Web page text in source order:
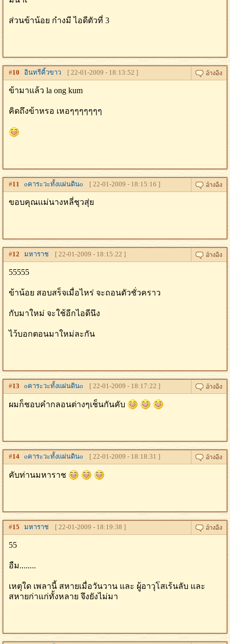
ส่วนข้าน้อย กำงมี ไอดีตัวที่ 3
#10 อินทรีคิ้วขาว [ 22-01-2009 - 18:13:52 ]
ข้ามาแล้ว la ong kum
คิดถึงข้าหรอ เหอๆๆๆๆๆๆๆ
#11 oคาระวะทั้งเเผ่นดินo [ 22-01-2009 - 18:15:16 ]
ขอบคุณเเม่นางหลี่ชุวสุ่ย
#12 มหาราช [ 22-01-2009 - 18:15:22 ]
55555
ข้าน้อย สอบสร็จเมื่อไหร่ จะถอนตัวชั่วคราว
กับมาใหม่ จะใช้อีกไอดีนึง
ไว้บอกตอนมาใหม่ละกัน
#13 oคาระวะทั้งเเผ่นดินo [ 22-01-2009 - 18:17:22 ]
ผมก็ชอบคำกลอนต่างๆเช็นกันคับ
#14 oคาระวะทั้งเเผ่นดินo [ 22-01-2009 - 18:18:31 ]
คับท่านมหาราช
#15 มหาราช [ 22-01-2009 - 18:19:38 ]
55
อืม........
เหตุใด เพลานี้ สหายเมื่อวันวาน และ ผู้อาวุโสเร้นลับ และ
สหายก่าแก่ทั้งหลาย จึงยังไม่มา